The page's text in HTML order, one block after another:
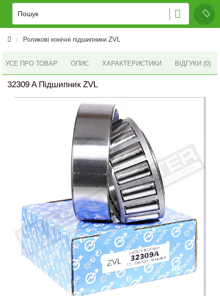
Роликові конічні підшипники ZVL
УСЕ ПРО ТОВАР ОПИС ХАРАКТЕРИСТИКИ ВІДГУКИ (0)
32309 A Підшипник ZVL